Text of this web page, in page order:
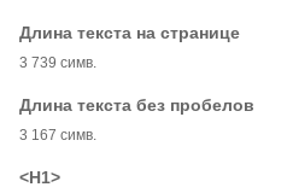
Длина текста на странице
3 739 симв.
Длина текста без пробелов
3 167 симв.
<H1>